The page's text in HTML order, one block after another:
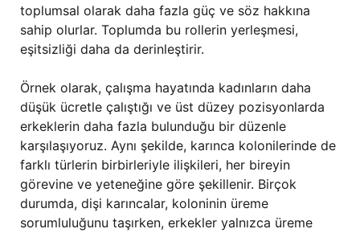
toplumsal olarak daha fazla güç ve söz hakkına
sahip olurlar. Toplumda bu rollerin yerleşmesi,
eşitsizliği daha da derinleştirir.
Örnek olarak, çalışma hayatında kadınların daha
düşük ücretle çalıştığı ve üst düzey pozisyonlarda
erkeklerin daha fazla bulunduğu bir düzenle
karşılaşıyoruz. Aynı şekilde, karınca kolonilerinde de
farklı türlerin birbirleriyle ilişkileri, her bireyin
görevine ve yeteneğine göre şekillenir. Birçok
durumda, dişi karıncalar, koloninin üreme
sorumluluğunu taşırken, erkekler yalnızca üreme